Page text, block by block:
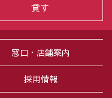
窓口・店舗案内
採用情報
貸す